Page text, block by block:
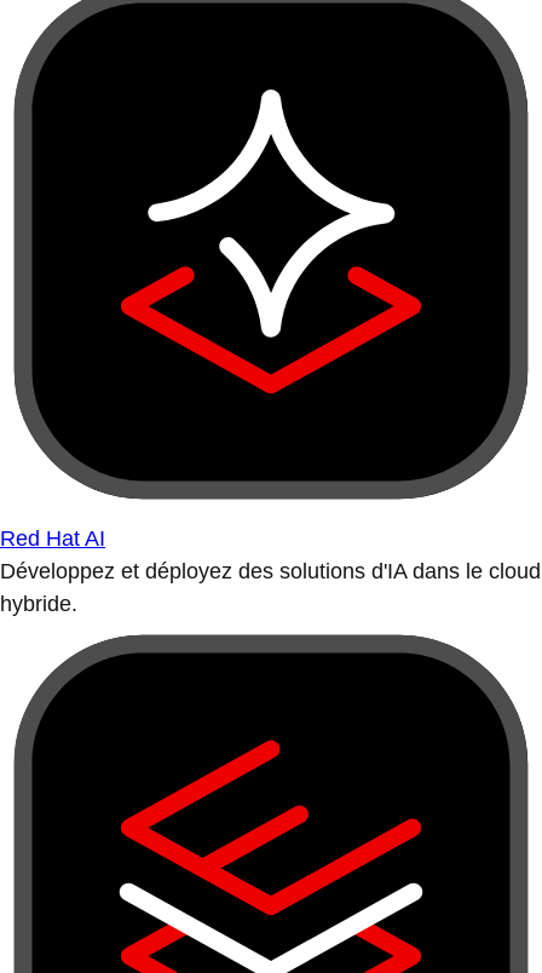
Red Hat AI
Développez et déployez des solutions d'IA dans le cloud
hybride.